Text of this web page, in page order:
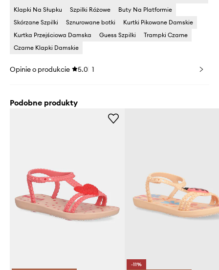
Klapki Na Słupku
Szpilki Różowe
Buty Na Platformie
Skórzane Szpilki
Sznurowane botki
Kurtki Pikowane Damskie
Kurtka Przejściowa Damska
Guess Szpilki
Trampki Czarne
Czarne Klapki Damskie
Opinie o produkcie 5.0 1
Podobne produkty
-11%